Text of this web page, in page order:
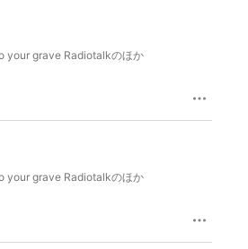
your grave Radiotalkのほか
your grave Radiotalkのほか